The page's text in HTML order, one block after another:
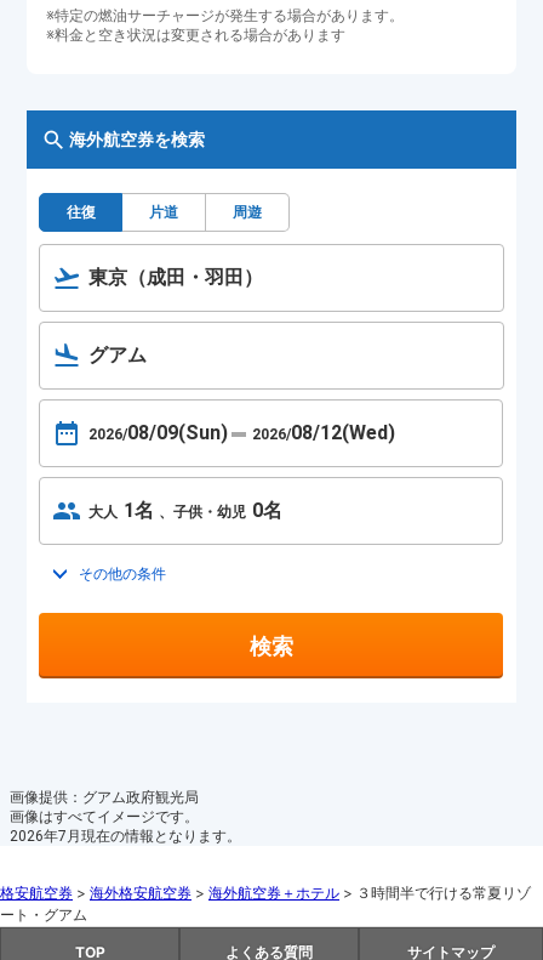
※特定の燃油サーチャージが発生する場合があります。
※料金と空き状況は変更される場合があります
海外航空券を検索
往復 片道 周遊
東京（成田・羽田）
グアム
2026/08/09(Sun) 2026/08/12(Wed)
大人 1名 子供・幼児 0名
トグルを開く
その他の条件
検索
画像提供：グアム政府観光局
画像はすべてイメージです。
2026年7月現在の情報となります。
格安航空券 > 海外格安航空券 > 海外航空券＋ホテル > ３時間半で行ける常夏リゾ
ート・グアム
TOP よくある質問 サイトマップ